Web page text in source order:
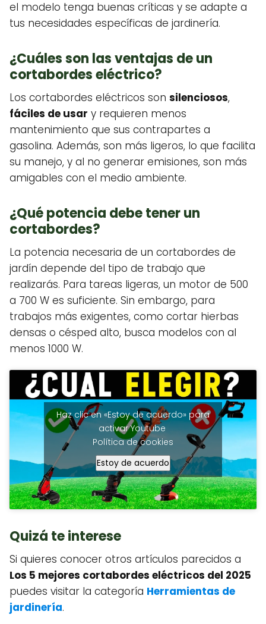
el modelo tenga buenas críticas y se adapte a
tus necesidades específicas de jardinería.
¿Cuáles son las ventajas de un
cortabordes eléctrico?
Los cortabordes eléctricos son silenciosos,
fáciles de usar y requieren menos
mantenimiento que sus contrapartes a
gasolina. Además, son más ligeros, lo que facilita
su manejo, y al no generar emisiones, son más
amigables con el medio ambiente.
¿Qué potencia debe tener un
cortabordes?
La potencia necesaria de un cortabordes de
jardín depende del tipo de trabajo que
realizarás. Para tareas ligeras, un motor de 500
a 700 W es suficiente. Sin embargo, para
trabajos más exigentes, como cortar hierbas
densas o césped alto, busca modelos con al
menos 1000 W.
Haz clic en «Estoy de acuerdo» para
activar Youtube
Política de cookies
Estoy de acuerdo
Quizá te interese
Si quieres conocer otros artículos parecidos a
Los 5 mejores cortabordes eléctricos del 2025
puedes visitar la categoría Herramientas de
jardinería.